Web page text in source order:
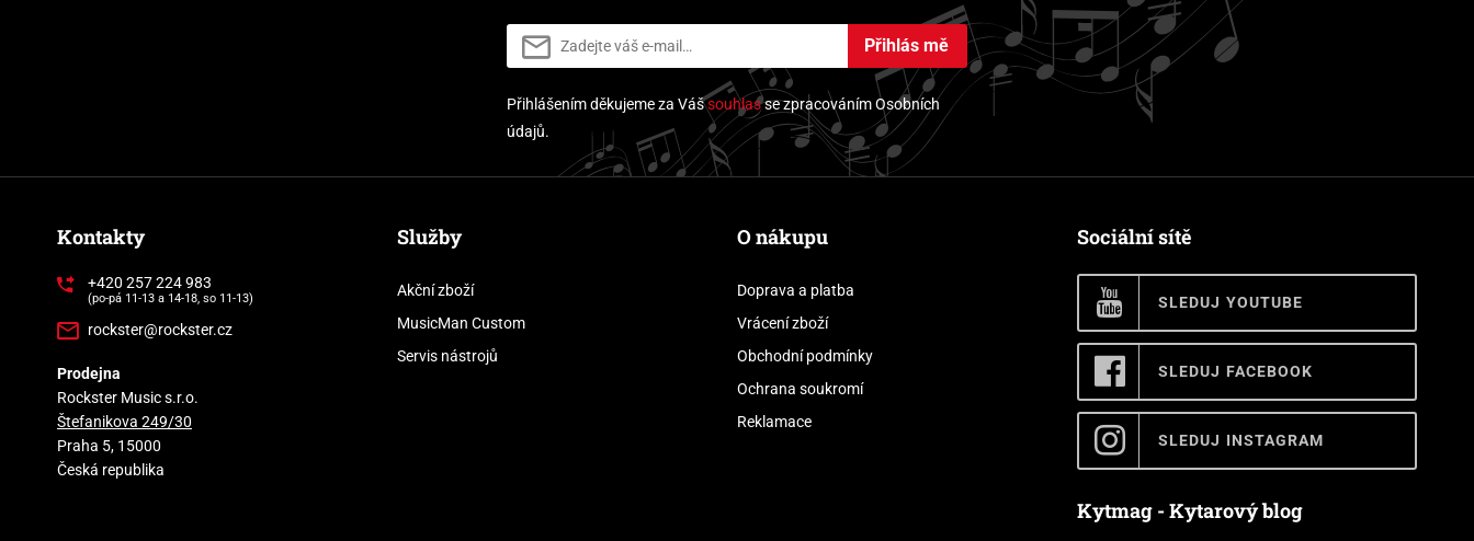
Přihlás mě
Přihlášením děkujeme za Vášsouhlasse zpracováním Osobních
údajů.
Kontakty
+420 257 224 983
(po-pá 11-13 a 14-18, so 11-13)
rockster@rockster.cz
Prodejna
Rockster Music s.r.o.
Štefanikova 249/30
Praha 5, 15000
Česká republika
Služby
Akční zboží
MusicMan Custom
Servis nástrojů
O nákupu
Doprava a platba
Vrácení zboží
Obchodní podmínky
Ochrana soukromí
Reklamace
Sociální sítě
SLEDUJ YOUTUBE
SLEDUJ FACEBOOK
SLEDUJ INSTAGRAM
Kytmag - Kytarový blog